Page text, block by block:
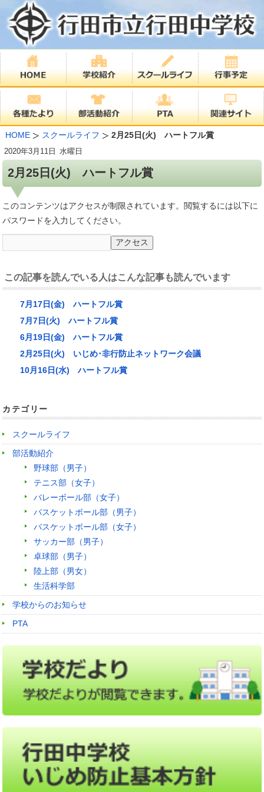
HOME スクールライフ 2月25日(火) ハートフル賞
2月25日(火) ハートフル賞
2020年3月11日 水曜日
このコンテンツはアクセスが制限されています。閲覧するには以下に
パスワードを入力してください。
この記事を読んでいる人はこんな記事も読んでいます
7月17日(金) ハートフル賞
7月7日(火) ハートフル賞
6月19日(金) ハートフル賞
2月25日(火) いじめ･非行防止ネットワーク会議
10月16日(水) ハートフル賞
カテゴリー
スクールライフ
部活動紹介
野球部（男子）
テニス部（女子）
バレーボール部（女子）
バスケットボール部（男子）
バスケットボール部（女子）
サッカー部（男子）
卓球部（男子）
陸上部（男女）
生活科学部
学校からのお知らせ
PTA